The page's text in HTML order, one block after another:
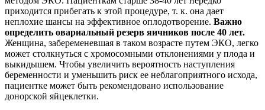
приходится прибегать к этой процедуре, т. к. она дает
неплохие шансы на эффективное оплодотворение. Важно
определить овариальный резерв яичников после 40 лет.
Женщина, забеременевшая в таком возрасте путем ЭКО, легко
может столкнуться с хромосомными отклонениями у плода и
выкидышем. Чтобы увеличить вероятность наступления
беременности и уменьшить риск ее неблагоприятного исхода,
пациентке может быть рекомендовано использование
донорской яйцеклетки.